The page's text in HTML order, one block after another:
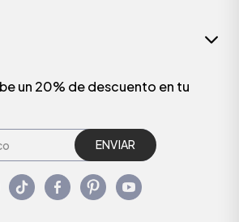
un 20% de descuento en tu
ENVIAR